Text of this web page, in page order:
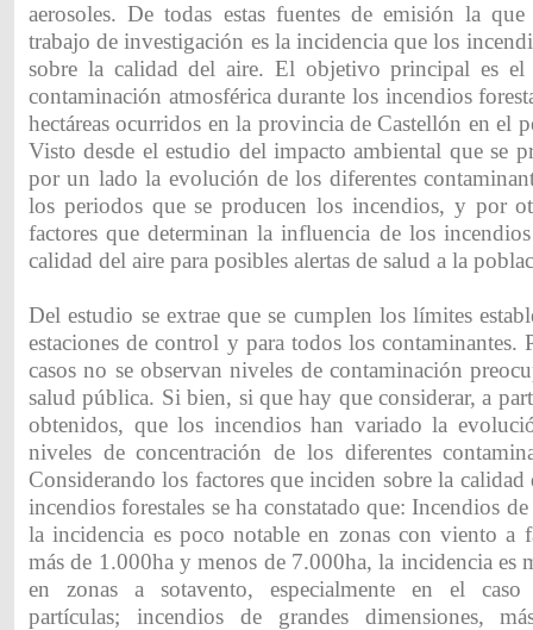
aerosoles. De todas estas fuentes de emisión la
trabajo de investigación es la incidencia que los
sobre la calidad del aire. El objetivo principal es el
contaminación atmosférica durante los incendios
hectáreas ocurridos en la provincia de Castellón en el
Visto desde el estudio del impacto ambiental que se
por un lado la evolución de los diferentes
los periodos que se producen los incendios, y por
factores que determinan la influencia de los
calidad del aire para posibles alertas de salud a la
Del estudio se extrae que se cumplen los límites
estaciones de control y para todos los contaminantes.
casos no se observan niveles de contaminación
salud pública. Si bien, si que hay que considerar, a
obtenidos, que los incendios han variado la
niveles de concentración de los diferentes
Considerando los factores que inciden sobre la calidad
incendios forestales se ha constatado que: Incendios
la incidencia es poco notable en zonas con viento a
más de 1.000ha y menos de 7.000ha, la incidencia es
en zonas a sotavento, especialmente en el caso
partículas; incendios de grandes dimensiones,